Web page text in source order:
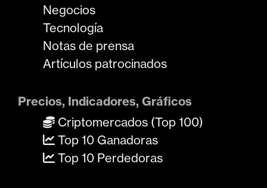
Negocios
Tecnología
Notas de prensa
Artículos patrocinados
Precios, Indicadores, Gráficos
Criptomercados (Top 100)
Top 10 Ganadoras
Top 10 Perdedoras